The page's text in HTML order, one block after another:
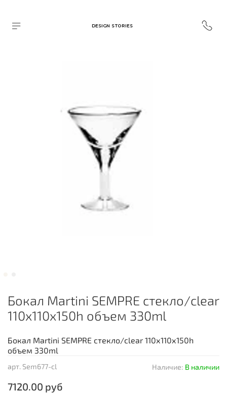
DESIGN STORIES
арт. Sem677-cl Наличие: В наличии
Бокал Martini SEMPRE стекло/clear
110х110х150h объем 330ml
7120.00 руб
Бокал Martini SEMPRE стекло/clear 110х110х150h
объем 330ml